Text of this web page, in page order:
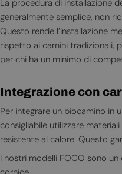
La procedura di installazione
generalmente semplice, non
Questo rende l’installazione
rispetto ai camini
per chi ha un minimo di
Integrazione con
Per integrare un biocamino in
consigliabile utilizzare
resistente al calore. Questo
I nostri modelli FOCO sono